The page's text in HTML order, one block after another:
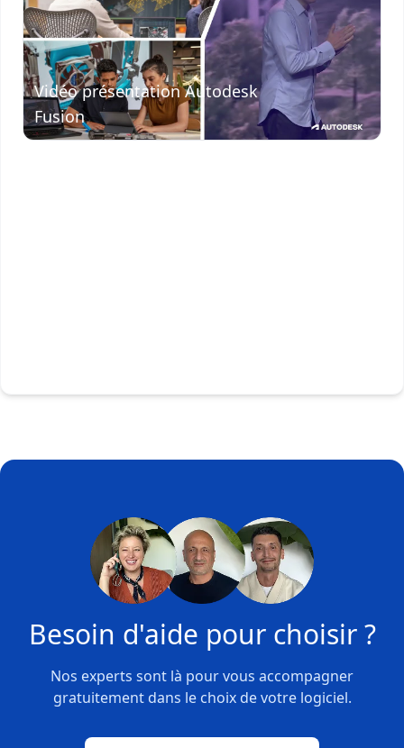
Visionner
la vidéo
Vidéo présentation Autodesk
Fusion
Besoin d'aide pour choisir ?
Nos experts sont là pour vous accompagner
gratuitement dans le choix de votre logiciel.